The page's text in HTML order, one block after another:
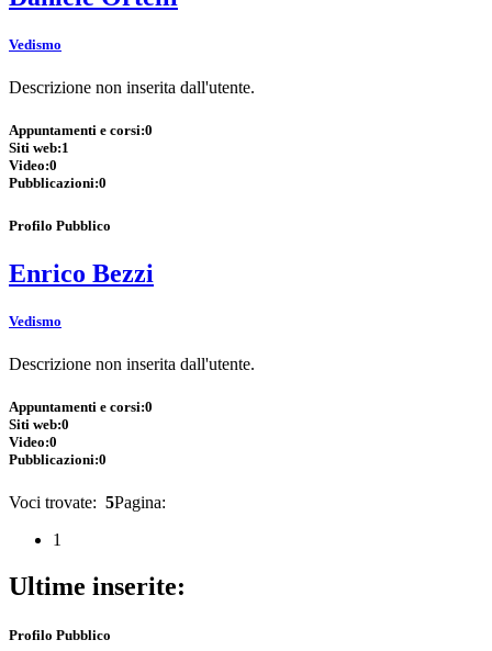
Vedismo
Descrizione non inserita dall'utente.
Appuntamenti e corsi:0
Siti web:1
Video:0
Pubblicazioni:0
Profilo Pubblico
Enrico Bezzi
Vedismo
Descrizione non inserita dall'utente.
Appuntamenti e corsi:0
Siti web:0
Video:0
Pubblicazioni:0
Voci trovate: 5Pagina:
1
Ultime inserite:
Profilo Pubblico